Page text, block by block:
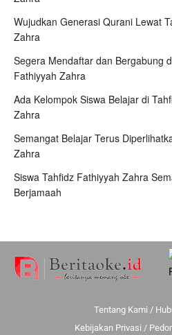
Wujudkan Generasi Qurani Lewat
Zahra
Segera Mendaftar dan Bergabung
Fathiyyah Zahra
Ada Kelompok Siswa Belajar di
Zahra
Semangat Belajar Terus
Zahra
Siswa Tahfidz Fathiyyah Zahra
Berjamaah
Tentang Kami /
Kebijakan Privasi /